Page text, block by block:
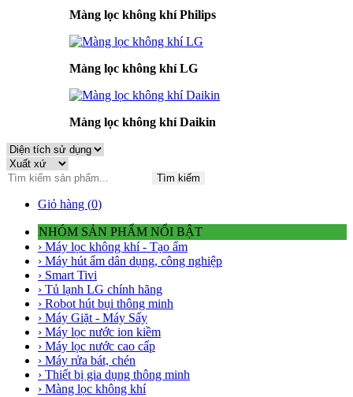
Màng lọc không khí Philips
Màng lọc không khí LG
Màng lọc không khí Daikin
Tìm kiếm
Giỏ hàng (0)
NHÓM SẢN PHẨM NỔI BẬT
› Máy lọc không khí - Tạo ẩm
› Máy hút ẩm dân dụng, công nghiệp
› Smart Tivi
› Tủ lạnh LG chính hãng
› Robot hút bụi thông minh
› Máy Giặt - Máy Sấy
› Máy lọc nước ion kiềm
› Máy lọc nước cao cấp
› Máy rửa bát, chén
› Thiết bị gia dụng thông minh
› Màng lọc không khí